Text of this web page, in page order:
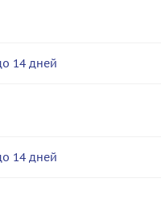
14 дней
14 дней